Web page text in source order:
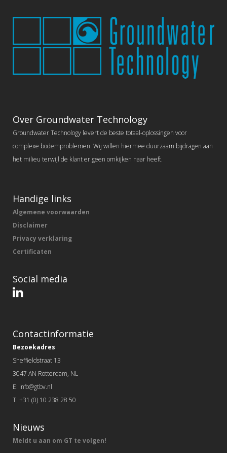
Over Groundwater Technology
Groundwater Technology levert de beste totaal-oplossingen voor
complexe bodemproblemen. Wij willen hiermee duurzaam bijdragen aan
het milieu terwijl de klant er geen omkijken naar heeft.
Handige links
Algemene voorwaarden
Disclaimer
Privacy verklaring
Certificaten
Social media
Contactinformatie
Bezoekadres
Sheffieldstraat 13
3047 AN Rotterdam, NL
E: info@gtbv.nl
T: +31 (0) 10 238 28 50
Nieuws
Meldt u aan om GT te volgen!